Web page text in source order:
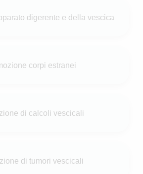
digerente e della vescica
corpi estranei
di calcoli vescicali
di tumori vescicali